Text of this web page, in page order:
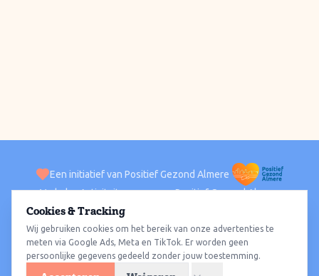
Een initiatief van Positief Gezond Almere
VerhalenActiviteiten Positief Gezond Almere
ACTIVITEITEN PER WIJK
Alle wijkenAlmere HavenAlmere StadAlmere BuitenAlmere Poort
Almere HoutAlmere OosterwoldWat te doen
Cookies & Tracking
Wij gebruiken cookies om het bereik van onze advertenties te
meten via Google Ads, Meta en TikTok. Er worden geen
persoonlijke gegevens gedeeld zonder jouw toestemming.